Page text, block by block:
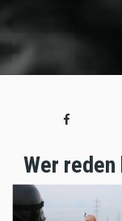
Wer reden